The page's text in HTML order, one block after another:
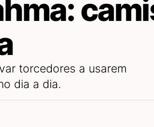
torcedores a usarem
dia a dia.